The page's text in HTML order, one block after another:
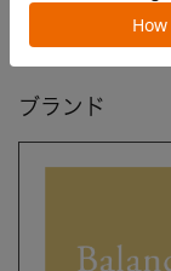
ブランド